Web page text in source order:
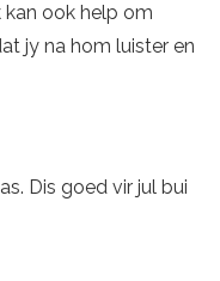
kan ook help om
jy na hom luister en
Dis goed vir jul bui